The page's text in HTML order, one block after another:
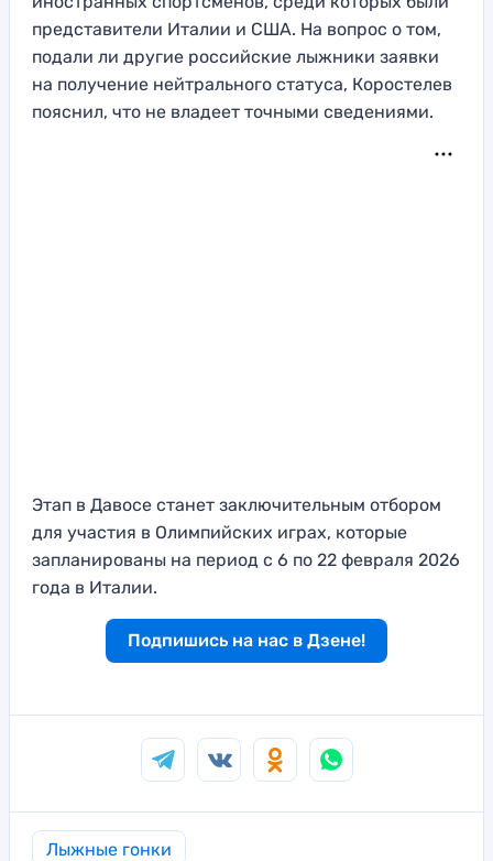
представители Италии и США. На вопрос о том,
подали ли другие российские лыжники заявки
на получение нейтрального статуса, Коростелев
пояснил, что не владеет точными сведениями.
Этап в Давосе станет заключительным отбором
для участия в Олимпийских играх, которые
запланированы на период с 6 по 22 февраля 2026
года в Италии.
Подпишись на нас в Дзене!
Лыжные гонки